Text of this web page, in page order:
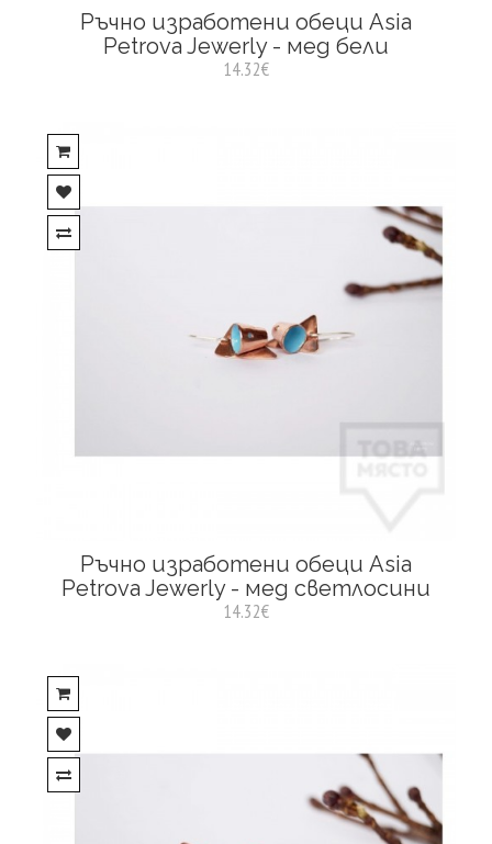
Ръчно изработени обеци Asia
Petrova Jewerly - мед бели
14.32€
Ръчно изработени обеци Asia
Petrova Jewerly - мед светлосини
14.32€